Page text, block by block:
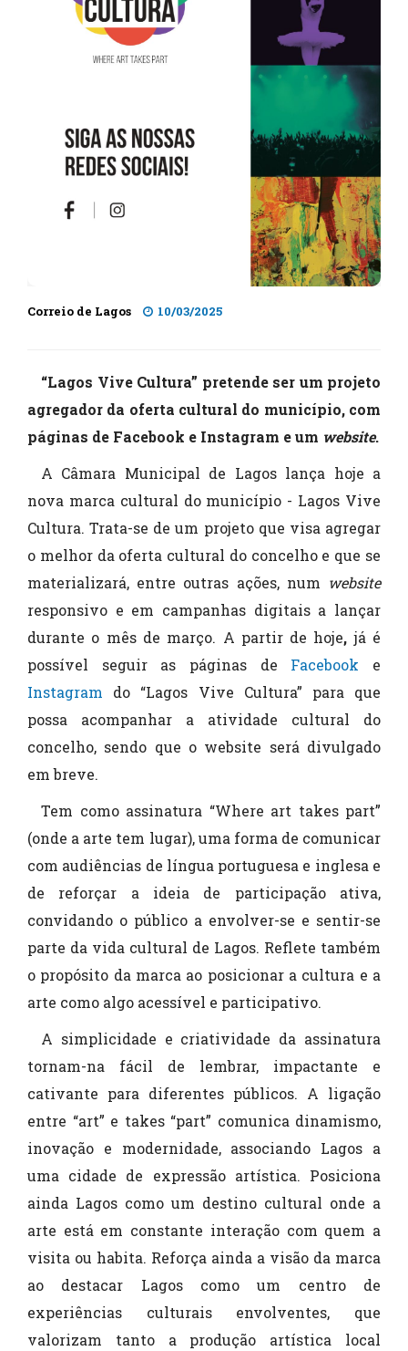
Correio de Lagos 10/03/2025
“Lagos Vive Cultura” pretende ser um projeto
agregador da oferta cultural do município, com
páginas de Facebook e Instagram e um website.
A Câmara Municipal de Lagos lança hoje a
nova marca cultural do município - Lagos Vive
Cultura. Trata-se de um projeto que visa agregar
o melhor da oferta cultural do concelho e que se
materializará, entre outras ações, num website
responsivo e em campanhas digitais a lançar
durante o mês de março. A partir de hoje,já é
possível seguir as páginas de Facebook e
Instagram do “Lagos Vive Cultura” para que
possa acompanhar a atividade cultural do
concelho, sendo que o website será divulgado
em breve.
Tem como assinatura “Where art takes part”
(onde a arte tem lugar), uma forma de comunicar
com audiências de língua portuguesa e inglesa e
de reforçar a ideia de participação ativa,
convidando o público a envolver-se e sentir-se
parte da vida cultural de Lagos. Reflete também
o propósito da marca ao posicionar a cultura e a
arte como algo acessível e participativo.
A simplicidade e criatividade da assinatura
tornam-na fácil de lembrar, impactante e
cativante para diferentes públicos. A ligação
entre “art” e takes “part” comunica dinamismo,
inovação e modernidade, associando Lagos a
uma cidade de expressão artística. Posiciona
ainda Lagos como um destino cultural onde a
arte está em constante interação com quem a
visita ou habita. Reforça ainda a visão da marca
ao destacar Lagos como um centro de
experiências culturais envolventes, que
valorizam tanto a produção artística local